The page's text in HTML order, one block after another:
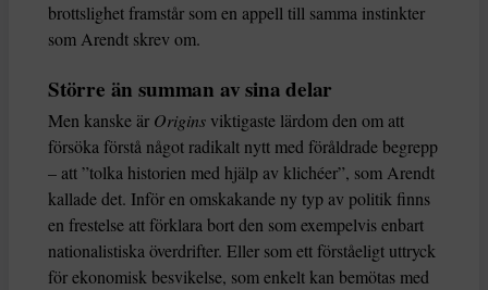
brottslighet framstår som en appell till samma instinkter
som Arendt skrev om.
Större än summan av sina delar
Men kanske är Origins viktigaste lärdom den om att
försöka förstå något radikalt nytt med föråldrade begrepp
– att ”tolka historien med hjälp av klichéer”, som Arendt
kallade det. Inför en omskakande ny typ av politik finns
en frestelse att förklara bort den som exempelvis enbart
nationalistiska överdrifter. Eller som ett förståeligt uttryck
för ekonomisk besvikelse, som enkelt kan bemötas med